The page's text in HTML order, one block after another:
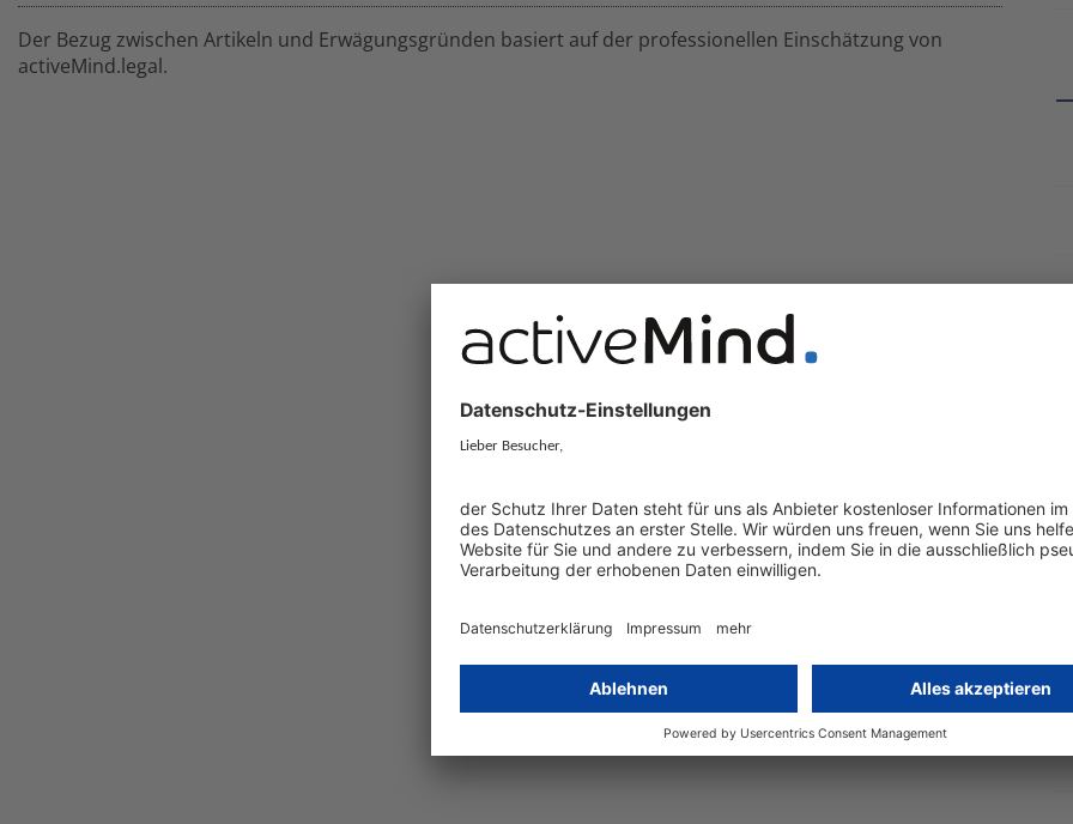
Der Bezug zwischen Artikeln und Erwägungsgründen basiert auf der professionellen Einschätzung von
activeMind.legal.